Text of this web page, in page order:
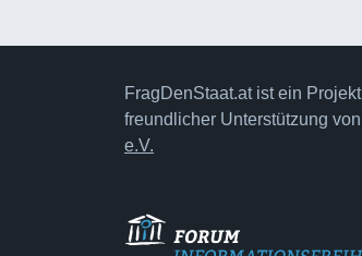
FragDenStaat.at ist ein
freundlicher Unterstützung von
e.V.